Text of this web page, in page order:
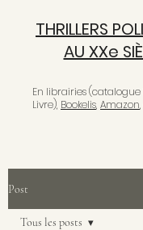
THRILLERS
AU XXe
En librairies
Livre), Bookelis, Amazon
Post
Tous les posts